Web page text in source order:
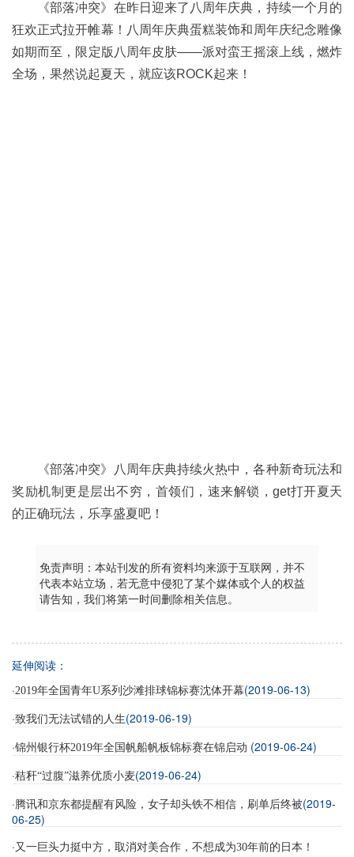
《部落冲突》在昨日迎来了八周年庆典，持续一个月的
狂欢正式拉开帷幕！八周年庆典蛋糕装饰和周年庆纪念雕像
如期而至，限定版八周年皮肤——派对蛮王摇滚上线，燃炸
全场，果然说起夏天，就应该ROCK起来！
《部落冲突》八周年庆典持续火热中，各种新奇玩法和
奖励机制更是层出不穷，首领们，速来解锁，get打开夏天
的正确玩法，乐享盛夏吧！
免责声明：本站刊发的所有资料均来源于互联网，并不
代表本站立场，若无意中侵犯了某个媒体或个人的权益
请告知，我们将第一时间删除相关信息。
延伸阅读：
·2019年全国青年U系列沙滩排球锦标赛沈体开幕(2019-06-13)
·致我们无法试错的人生(2019-06-19)
·锦州银行杯2019年全国帆船帆板锦标赛在锦启动 (2019-06-24)
·秸秆“过腹”滋养优质小麦(2019-06-24)
·腾讯和京东都提醒有风险，女子却头铁不相信，刷单后终被(2019-
06-25)
· 又一巨头力挺中方，取消对美合作，不想成为30年前的日本！